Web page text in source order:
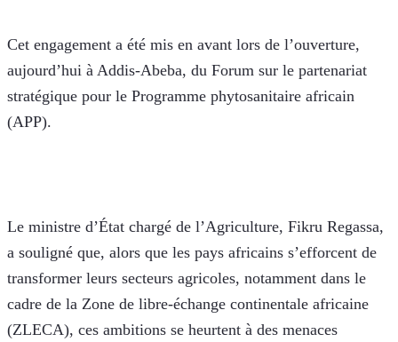
Cet engagement a été mis en avant lors de l’ouverture,
aujourd’hui à Addis-Abeba, du Forum sur le partenariat
stratégique pour le Programme phytosanitaire africain
(APP).
Le ministre d’État chargé de l’Agriculture, Fikru Regassa,
a souligné que, alors que les pays africains s’efforcent de
transformer leurs secteurs agricoles, notamment dans le
cadre de la Zone de libre-échange continentale africaine
(ZLECA), ces ambitions se heurtent à des menaces